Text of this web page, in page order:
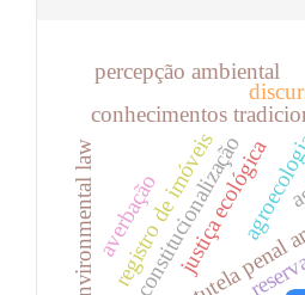
justiça ecológica
conhecimentos
constitucionalização
tutela
registro de imóveis
averbação
percepção ambiental
environmental law